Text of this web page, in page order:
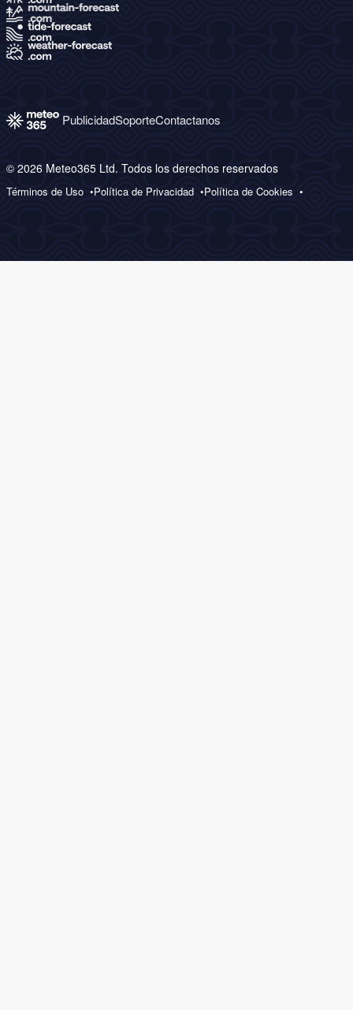
PublicidadSoporteContactanos
© 2026 Meteo365 Ltd. Todos los derechos reservados
Términos de Uso Política de Privacidad Política de Cookies